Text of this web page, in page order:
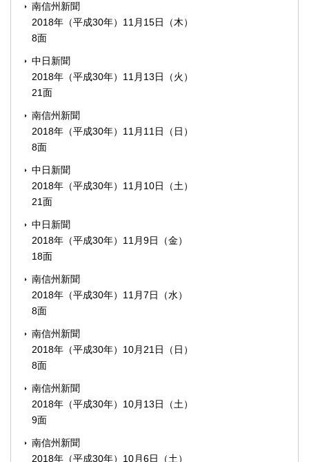
南信州新聞
2018年（平成30年）11月15日（木）
8面
中日新聞
2018年（平成30年）11月13日（火）
21面
南信州新聞
2018年（平成30年）11月11日（日）
8面
中日新聞
2018年（平成30年）11月10日（土）
21面
中日新聞
2018年（平成30年）11月9日（金）
18面
南信州新聞
2018年（平成30年）11月7日（水）
8面
南信州新聞
2018年（平成30年）10月21日（日）
8面
南信州新聞
2018年（平成30年）10月13日（土）
9面
南信州新聞
2018年（平成30年）10月6日（土）